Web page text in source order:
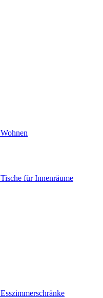
Wohnen
Tische für Innenräume
Esszimmerschränke